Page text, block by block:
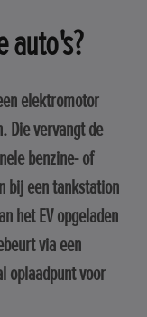
auto's?
elektromotor
Die vervangt de
benzine- of
bij een tankstation
het EV opgeladen
via een
oplaadpunt voor